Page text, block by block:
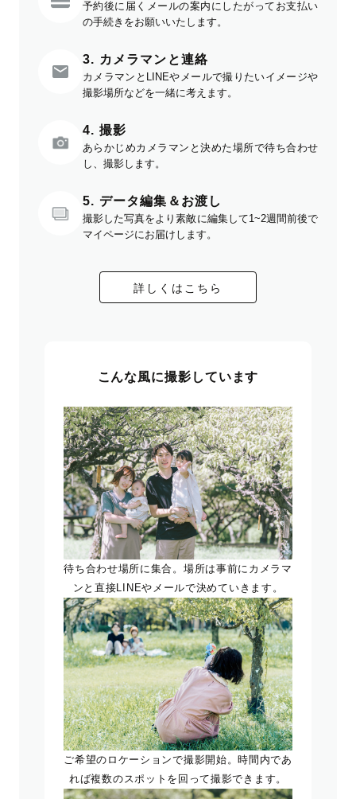
予約後に届くメールの案内にしたがってお支払い
の手続きをお願いいたします。
3. カメラマンと連絡
カメラマンとLINEやメールで撮りたいイメージや
撮影場所などを一緒に考えます。
4. 撮影
あらかじめカメラマンと決めた場所で待ち合わせ
し、撮影します。
5. データ編集＆お渡し
撮影した写真をより素敵に編集して1~2週間前後で
マイページにお届けします。
詳しくはこちら
こんな風に撮影しています
待ち合わせ場所に集合。場所は事前にカメラマ
ンと直接LINEやメールで決めていきます。
ご希望のロケーションで撮影開始。時間内であ
れば複数のスポットを回って撮影できます。